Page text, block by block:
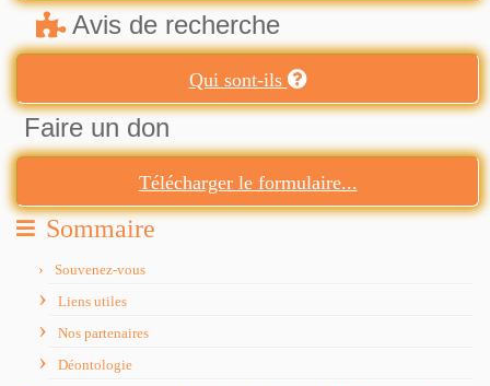
Avis de recherche
Qui sont-ils
Faire un don
Télécharger le formulaire...
Sommaire
Souvenez-vous
Liens utiles
Nos partenaires
Déontologie